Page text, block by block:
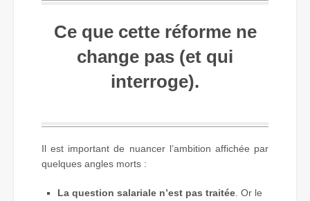
Ce que cette réforme ne
change pas (et qui
interroge).
Il est important de nuancer l’ambition affichée par
quelques angles morts :
La question salariale n’est pas traitée . Or le